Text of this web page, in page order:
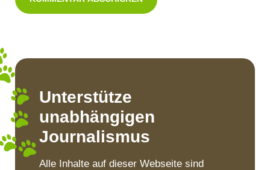
Unterstütze
unabhängigen
Journalismus
Alle Inhalte auf dieser Webseite sind